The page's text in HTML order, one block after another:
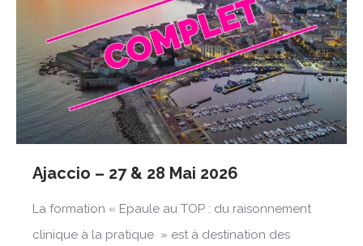
Ajaccio – 27 & 28 Mai 2026
La formation « Epaule au TOP : du raisonnement
clinique à la pratique » est à destination des